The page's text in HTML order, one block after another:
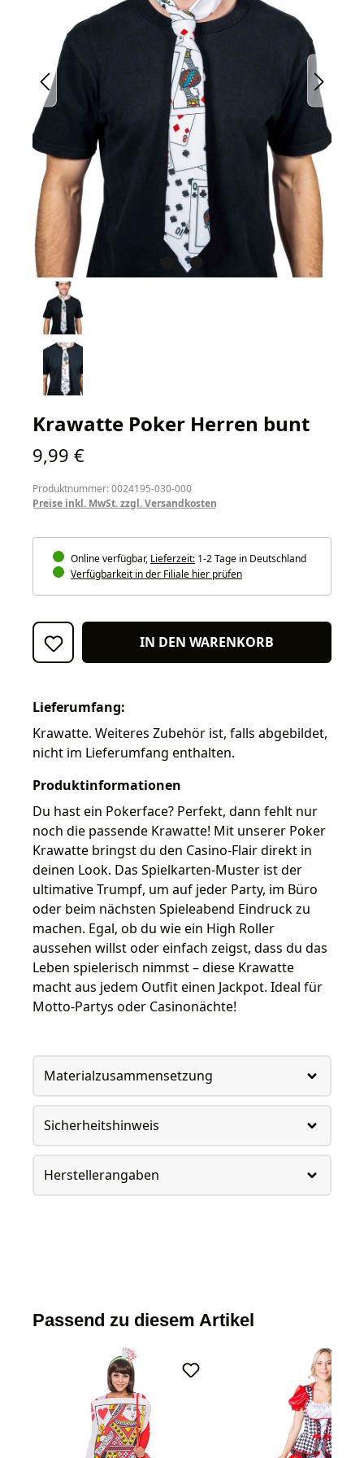
Krawatte Poker Herren bunt
Regulärer Preis:
9,99 €
Produktnummer: 0024195-030-000
Preise inkl. MwSt. zzgl. Versandkosten
Online verfügbar, Lieferzeit: 1-2 Tage in Deutschland
Verfügbarkeit in der Filiale hier prüfen
IN DEN WARENKORB
Lieferumfang:
Krawatte. Weiteres Zubehör ist, falls abgebildet,
nicht im Lieferumfang enthalten.
Produktinformationen
Du hast ein Pokerface? Perfekt, dann fehlt nur
noch die passende Krawatte! Mit unserer Poker
Krawatte bringst du den Casino-Flair direkt in
deinen Look. Das Spielkarten-Muster ist der
ultimative Trumpf, um auf jeder Party, im Büro
oder beim nächsten Spieleabend Eindruck zu
machen. Egal, ob du wie ein High Roller
aussehen willst oder einfach zeigst, dass du das
Leben spielerisch nimmst – diese Krawatte
macht aus jedem Outfit einen Jackpot. Ideal für
Motto-Partys oder Casinonächte!
Materialzusammensetzung
Sicherheitshinweis
Herstellerangaben
Passend zu diesem Artikel